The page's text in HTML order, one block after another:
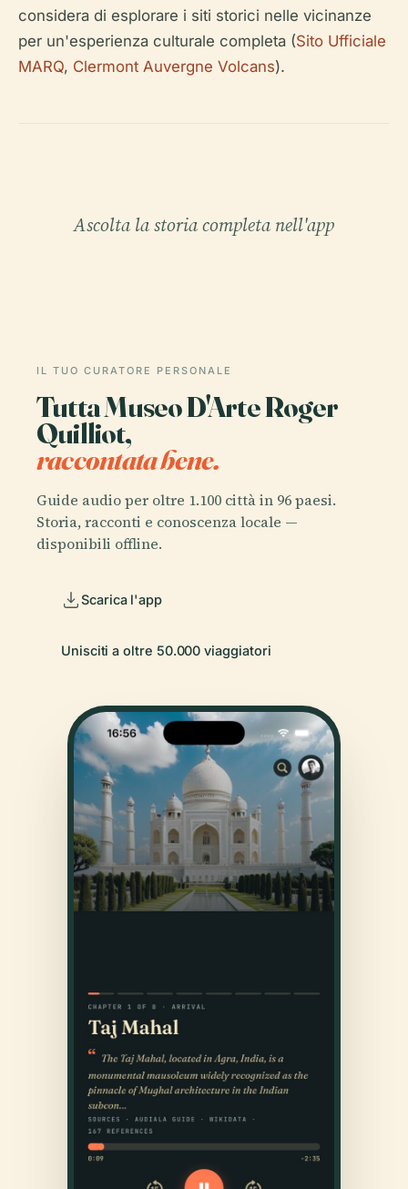
considera di esplorare i siti storici nelle vicinanze
per un'esperienza culturale completa (Sito Ufficiale
MARQ, Clermont Auvergne Volcans).
Ascolta la storia completa nell'app
IL TUO CURATORE PERSONALE
Tutta Museo D'Arte Roger
Quilliot,
raccontata bene.
Guide audio per oltre 1.100 città in 96 paesi.
Storia, racconti e conoscenza locale —
disponibili offline.
Scarica l'app
Unisciti a oltre 50.000 viaggiatori